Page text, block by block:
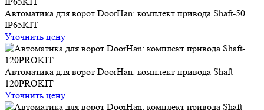
Автоматика для ворот DoorHan: комплект привода Shaft-50
IP65KIT
Уточнить цену
Автоматика для ворот DoorHan: комплект привода Shaft-
120PROKIT
Уточнить цену